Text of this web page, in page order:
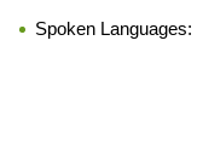
Spoken Languages: